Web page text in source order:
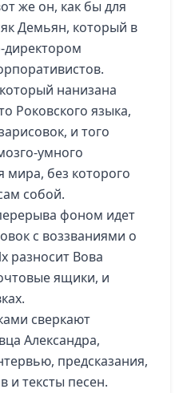
же он, как бы для
Демьян, который в
директором
нанизана
Роковского языка,
и того
умного
мира, без которого
собой.
фоном идет
с воззваниями о
разносит Вова
ящики, и
сверкают
Александра,
предсказания,
и тексты песен.